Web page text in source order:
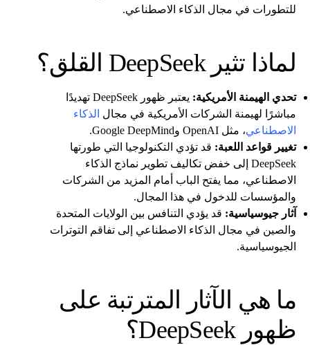
للتطورات في مجال الذكاء الاصطناعي.
لماذا تثير DeepSeek القلق؟
تحدي الهيمنة الأمريكية:
يعتبر ظهور DeepSeek تهديدًا
مباشرًا لهيمنة الشركات الأمريكية في مجال الذكاء
الاصطناعي، مثل OpenAI وGoogle DeepMind.
تغيير قواعد اللعبة: قد تؤدي التكنولوجيا التي طورتها
DeepSeek إلى خفض تكاليف تطوير نماذج الذكاء
الاصطناعي، مما يفتح الباب أمام المزيد من الشركات
والمؤسسات للدخول في هذا المجال.
آثار جيوسياسية: قد يؤدي التنافس بين الولايات المتحدة
والصين في مجال الذكاء الاصطناعي إلى تفاقم التوترات
الجيوسياسية.
ما هي الآثار المترتبة على
ظهور DeepSeek؟